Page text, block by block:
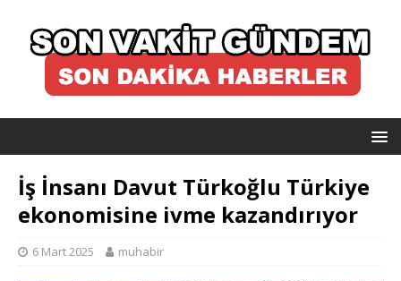
İş İnsanı Davut Türkoğlu Türkiye
ekonomisine ivme kazandırıyor
6 Mart 2025 muhabir